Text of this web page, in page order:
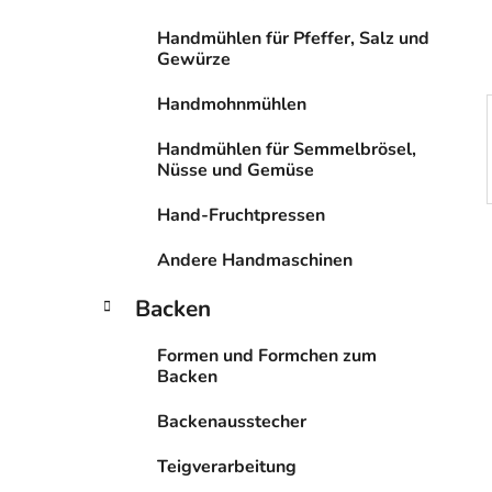
Handmühlen für Pfeffer, Salz und
Gewürze
Handmohnmühlen
Handmühlen für Semmelbrösel,
Nüsse und Gemüse
Hand-Fruchtpressen
Andere Handmaschinen
Backen
Formen und Formchen zum
Backen
Backenausstecher
Teigverarbeitung